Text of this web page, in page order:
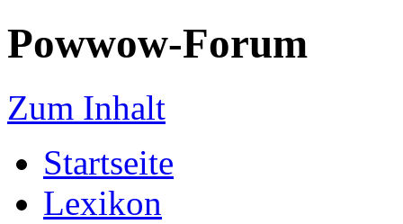
Powwow-Forum
Zum Inhalt
Startseite
Lexikon